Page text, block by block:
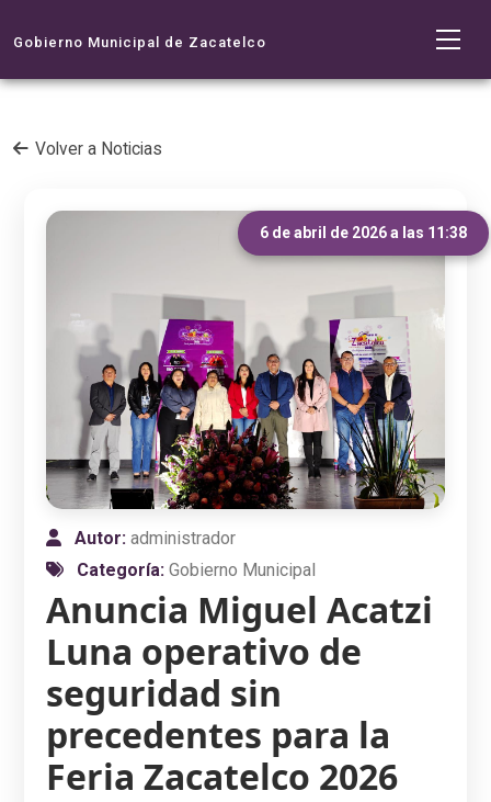
Gobierno Municipal de Zacatelco
Volver a Noticias
6 de abril de 2026 a las 11:38
Autor:administrador
Categoría:Gobierno Municipal
Anuncia Miguel Acatzi
Luna operativo de
seguridad sin
precedentes para la
Feria Zacatelco 2026